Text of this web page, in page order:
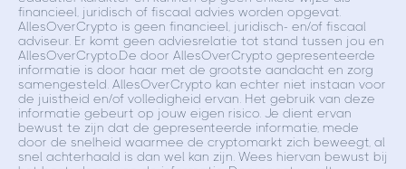
financieel, juridisch of fiscaal advies worden opgevat.
AllesOverCrypto is geen financieel, juridisch- en/of fiscaal
adviseur. Er komt geen adviesrelatie tot stand tussen jou en
AllesOverCrypto.De door AllesOverCrypto gepresenteerde
informatie is door haar met de grootste aandacht en zorg
samengesteld. AllesOverCrypto kan echter niet instaan voor
de juistheid en/of volledigheid ervan. Het gebruik van deze
informatie gebeurt op jouw eigen risico. Je dient ervan
bewust te zijn dat de gepresenteerde informatie, mede
door de snelheid waarmee de cryptomarkt zich beweegt, al
snel achterhaald is dan wel kan zijn. Wees hiervan bewust bij